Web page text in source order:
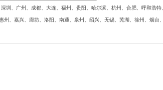
圳、广州、成都、大连、福州、贵阳、哈尔滨、杭州、合肥、呼和
州、嘉兴、廊坊、洛阳、南通、泉州、绍兴、无锡、芜湖、徐州、烟台